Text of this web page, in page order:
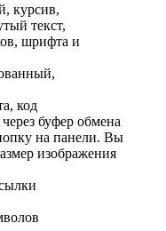
курсив,
текст,
шрифта и
код
буфер обмена
на панели. Вы
изображения